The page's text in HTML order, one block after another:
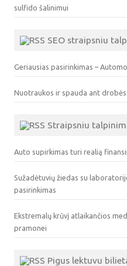
sulfido šalinimui
SEO straipsniu
Geriausias pasirinkimas –
Nuotraukos ir spauda ant drobės
Straipsniu
Auto supirkimas turi realią
Sužadėtuvių žiedas su
pasirinkimas
Ekstremalų krūvį atlaikančios
pramonei
Pigus lektuvu